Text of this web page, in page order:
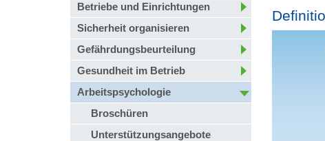
Betriebe und Einrichtungen
Sicherheit organisieren
Gefährdungsbeurteilung
Gesundheit im Betrieb
Arbeitspsychologie
Broschüren
Unterstützungsangebote